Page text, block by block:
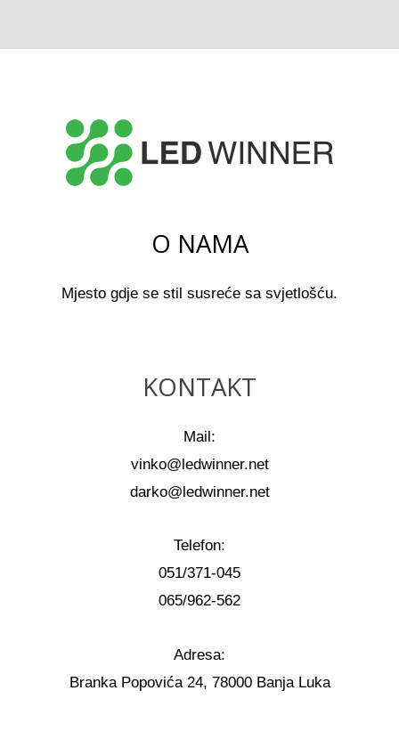
O NAMA
Mjesto gdje se stil susreće sa svjetlošću.
KONTAKT
Mail:
vinko@ledwinner.net
darko@ledwinner.net
Telefon:
051/371-045
065/962-562
Adresa:
Branka Popovića 24, 78000 Banja Luka